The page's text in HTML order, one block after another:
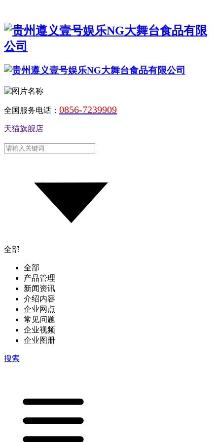
全国服务电话： 0856-7239909
天猫旗舰店
全部
全部
产品管理
新闻资讯
介绍内容
企业网点
常见问题
企业视频
企业图册
搜索